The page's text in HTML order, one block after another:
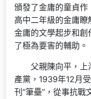
頒發了金庸的童貞
高中二年級的金庸
金庸的文學起步和
了極為要害的輔助。
父親陳向平，
產黨，1939年12月
刊“筆壘”，從事抗